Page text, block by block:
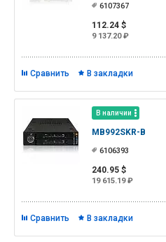
6107367
112.24 $
9 137.20 ₽
Сравнить В закладки
В наличии
MB992SKR-B
6106393
240.95 $
19 615.19 ₽
Сравнить В закладки